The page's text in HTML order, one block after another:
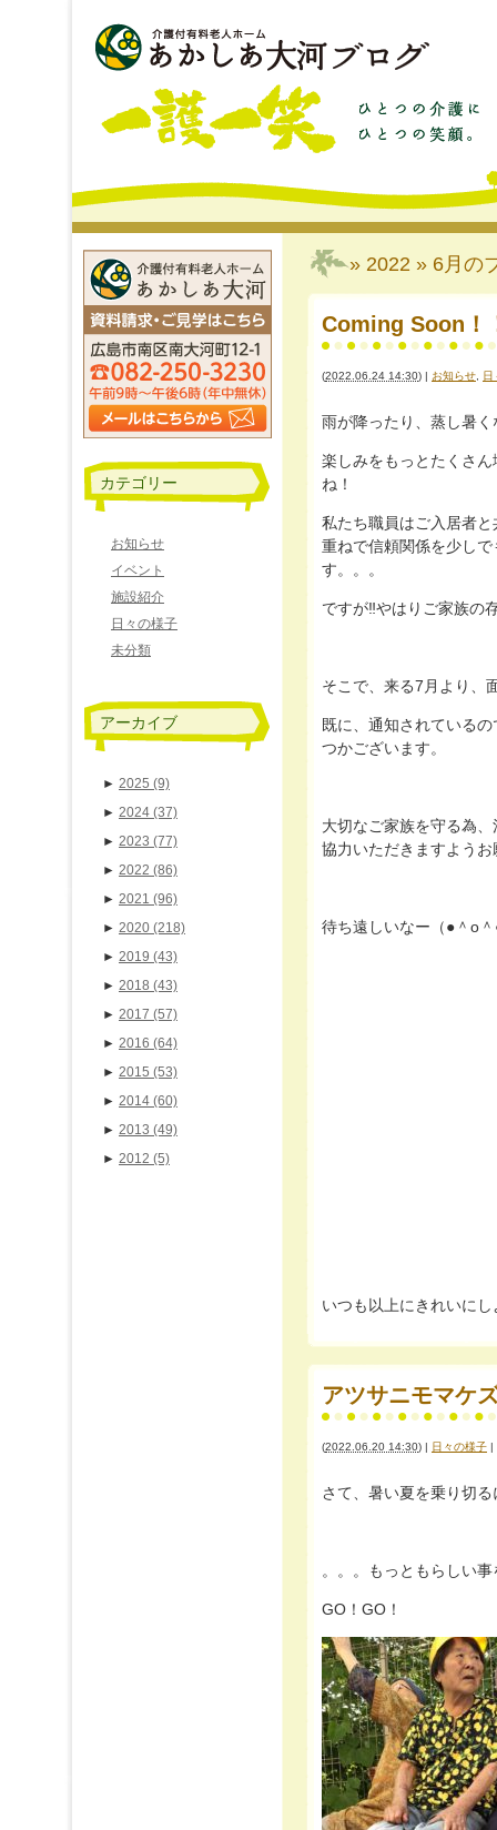
» 2022 » 6月 の
Coming Soon！
(2022.06.24 14:30) | お知らせ 日
雨が降ったり、蒸し暑
楽しみをもっとたくさ
ね！
私たち職員はご入居者
重ねで信頼関係を少し
す。。。
ですが‼やはりご家族の
そこで、来る7月より、
既に、通知されている
つかございます。
大切なご家族を守る為
協力いただきますよう
待ち遠しいなー（●＾o
いつも以上にきれいに
アツサニモマケ
(2022.06.20 14:30) | 日々の様子 |
さて、暑い夏を乗り切
。。。もっともらしい
GO！GO！
カテゴリー
お知らせ
イベント
施設紹介
日々の様子
未分類
アーカイブ
► 2025 (9)
► 2024 (37)
► 2023 (77)
► 2022 (86)
► 2021 (96)
► 2020 (218)
► 2019 (43)
► 2018 (43)
► 2017 (57)
► 2016 (64)
► 2015 (53)
► 2014 (60)
► 2013 (49)
► 2012 (5)